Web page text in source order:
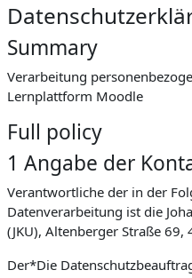
Summary
Verarbeitung
Lernplattform Moodle
Full policy
1 Angabe der
Verantwortliche der in der
Datenverarbeitung ist die
(JKU), Altenberger Straße 69,
Der*Die